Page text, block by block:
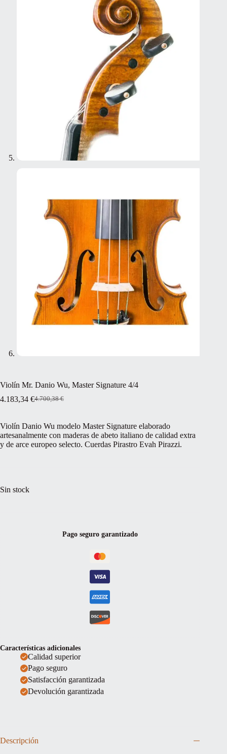
Violín Mr. Danio Wu, Master Signature 4/4
4.700,38€
El
era:
4.700,38 €.
4.183,34 €
El
es:
4.183,34 €.
Violín Danio Wu modelo Master Signature elaborado
artesanalmente con maderas de abeto italiano de calidad extra
y de arce europeo selecto. Cuerdas Pirastro Evah Pirazzi.
Sin stock
Pago seguro garantizado
Características adicionales
Calidad superior
Pago seguro
Satisfacción garantizada
Devolución garantizada
Descripción